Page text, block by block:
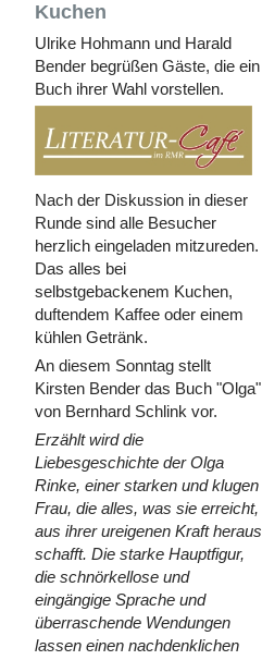
Kuchen
Ulrike Hohmann und Harald
Bender begrüßen Gäste, die ein
Buch ihrer Wahl vorstellen.
Nach der Diskussion in dieser
Runde sind alle Besucher
herzlich eingeladen mitzureden.
Das alles bei
selbstgebackenem Kuchen,
duftendem Kaffee oder einem
kühlen Getränk.
An diesem Sonntag stellt
Kirsten Bender das Buch "Olga"
von Bernhard Schlink vor.
Erzählt wird die
Liebesgeschichte der Olga
Rinke, einer starken und klugen
Frau, die alles, was sie erreicht,
aus ihrer ureigenen Kraft heraus
schafft. Die starke Hauptfigur,
die schnörkellose und
eingängige Sprache und
überraschende Wendungen
lassen einen nachdenklichen